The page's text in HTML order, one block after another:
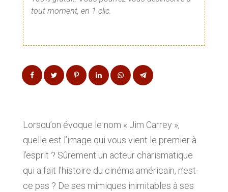
tout moment, en 1 clic.
Lorsqu’on évoque le nom « Jim Carrey »,
quelle est l’image qui vous vient le premier à
l’esprit ? Sûrement un acteur charismatique
qui a fait l’histoire du cinéma américain, n’est-
ce pas ? De ses mimiques inimitables à ses